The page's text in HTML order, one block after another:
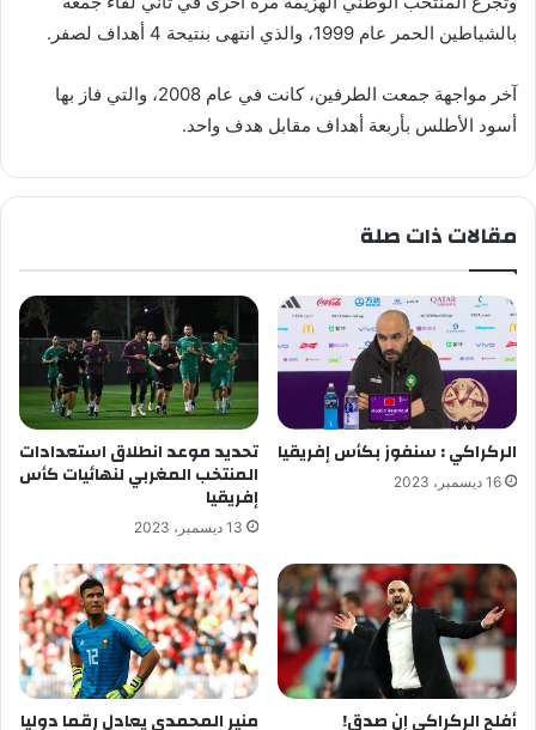
بالشياطين الحمر عام 1999، والذي انتهى بنتيحة 4 أهداف لصفر.
آخر مواجهة جمعت الطرفين، كانت في عام 2008، والتي فاز بها
أسود الأطلس بأربعة أهداف مقابل هدف واحد.
مقالات ذات صلة
الركراكي : سنفوز بكأس إفريقيا
16 ديسمبر، 2023
تحديد موعد انطلاق استعدادات
المنتخب المغربي لنهائيات كأس
إفريقيا
13 ديسمبر، 2023
أفلح الركراكي إن صدق! منير المحمدي يعادل رقما دوليا